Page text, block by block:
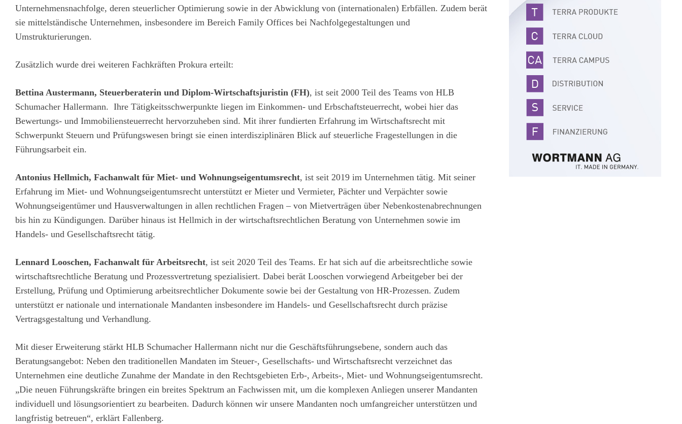
Unternehmensnachfolge, deren steuerlicher Optimierung sowie in der Abwicklung von (internationalen) Erbfällen. Zudem berät
sie mittelständische Unternehmen, insbesondere im Bereich Family Offices bei Nachfolgegestaltungen und
Umstrukturierungen.
Zusätzlich wurde drei weiteren Fachkräften Prokura erteilt:
Bettina Austermann, Steuerberaterin und Diplom-Wirtschaftsjuristin (FH), ist seit 2000 Teil des Teams von HLB
Schumacher Hallermann. Ihre Tätigkeitsschwerpunkte liegen im Einkommen- und Erbschaftsteuerrecht, wobei hier das
Bewertungs- und Immobiliensteuerrecht hervorzuheben sind. Mit ihrer fundierten Erfahrung im Wirtschaftsrecht mit
Schwerpunkt Steuern und Prüfungswesen bringt sie einen interdisziplinären Blick auf steuerliche Fragestellungen in die
Führungsarbeit ein.
Antonius Hellmich, Fachanwalt für Miet- und Wohnungseigentumsrecht, ist seit 2019 im Unternehmen tätig. Mit seiner
Erfahrung im Miet- und Wohnungseigentumsrecht unterstützt er Mieter und Vermieter, Pächter und Verpächter sowie
Wohnungseigentümer und Hausverwaltungen in allen rechtlichen Fragen – von Mietverträgen über Nebenkostenabrechnungen
bis hin zu Kündigungen. Darüber hinaus ist Hellmich in der wirtschaftsrechtlichen Beratung von Unternehmen sowie im
Handels- und Gesellschaftsrecht tätig.
Lennard Looschen, Fachanwalt für Arbeitsrecht, ist seit 2020 Teil des Teams. Er hat sich auf die arbeitsrechtliche sowie
wirtschaftsrechtliche Beratung und Prozessvertretung spezialisiert. Dabei berät Looschen vorwiegend Arbeitgeber bei der
Erstellung, Prüfung und Optimierung arbeitsrechtlicher Dokumente sowie bei der Gestaltung von HR-Prozessen. Zudem
unterstützt er nationale und internationale Mandanten insbesondere im Handels- und Gesellschaftsrecht durch präzise
Vertragsgestaltung und Verhandlung.
Mit dieser Erweiterung stärkt HLB Schumacher Hallermann nicht nur die Geschäftsführungsebene, sondern auch das
Beratungsangebot: Neben den traditionellen Mandaten im Steuer-, Gesellschafts- und Wirtschaftsrecht verzeichnet das
Unternehmen eine deutliche Zunahme der Mandate in den Rechtsgebieten Erb-, Arbeits-, Miet- und Wohnungseigentumsrecht.
„Die neuen Führungskräfte bringen ein breites Spektrum an Fachwissen mit, um die komplexen Anliegen unserer Mandanten
individuell und lösungsorientiert zu bearbeiten. Dadurch können wir unsere Mandanten noch umfangreicher unterstützen und
langfristig betreuen“, erklärt Fallenberg.